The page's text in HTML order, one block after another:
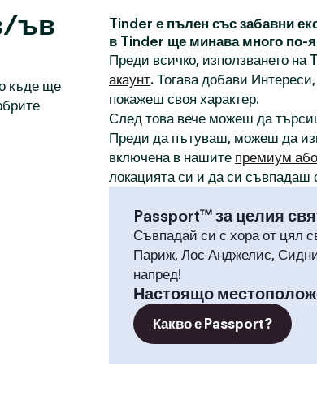
ъв
къде ще
Tinder е пълен със забавни
в Tinder ще минава много по-
Преди всичко, използването
акаунт. Тогава добави
покажеш своя характер.
След това вече можеш да
Преди да пътуваш, можеш да
включена в нашите премиум
локацията си и да си съвпадаш
Passport™ за целия
Съвпадай си с хора от цял
Париж, Лос Анджелис,
напред!
Настоящо
Какво е Passport?